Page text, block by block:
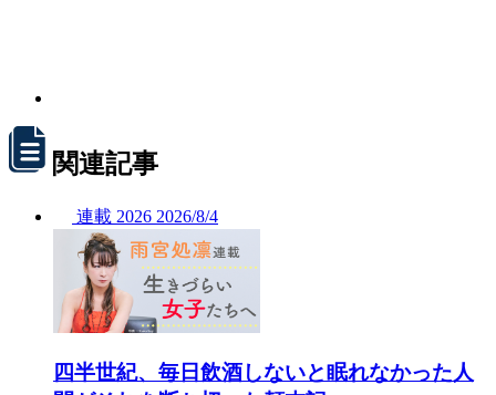
関連記事
連載 2026 2026/8/4
四半世紀、毎日飲酒しないと眠れなかった人